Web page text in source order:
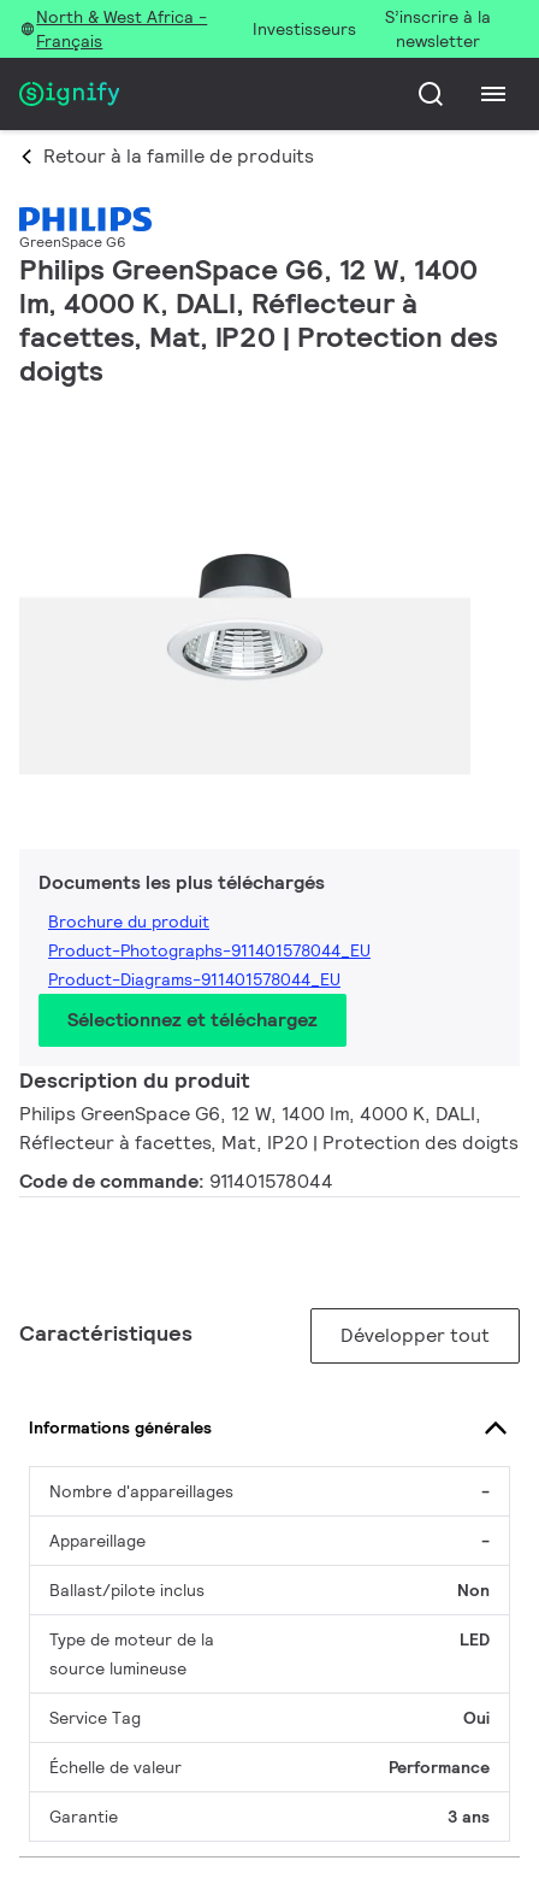
North & West Africa -
Français
Investisseurs
S’inscrire à la
newsletter
Retour à la famille de produits
GreenSpace G6
Philips GreenSpace G6, 12 W, 1400
lm, 4000 K, DALI, Réflecteur à
facettes, Mat, IP20 | Protection des
doigts
Documents les plus téléchargés
Brochure du produit
Product-Photographs-911401578044_EU
Product-Diagrams-911401578044_EU
Sélectionnez et téléchargez
Description du produit
Philips GreenSpace G6, 12 W, 1400 lm, 4000 K, DALI,
Réflecteur à facettes, Mat, IP20 | Protection des doigts
Code de commande: 911401578044
Caractéristiques Développer tout
Informations générales
Nombre d'appareillages -
Appareillage -
Ballast/pilote inclus Non
Type de moteur de la
source lumineuse
LED
Service Tag Oui
Échelle de valeur Performance
Garantie 3 ans